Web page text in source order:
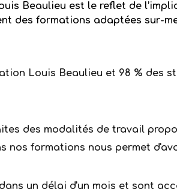
Beaulieu est le reflet de
des formations adaptées sur-
Louis Beaulieu et 98 %
des modalités de travail
nos formations nous permet
un délai d'un mois et sont